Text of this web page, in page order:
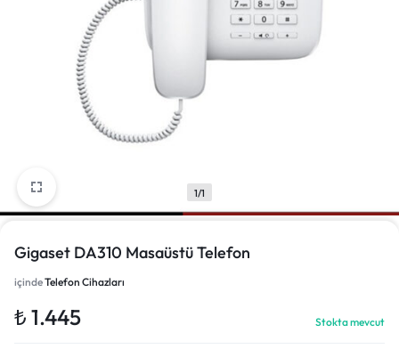
1/1
Gigaset DA310 Masaüstü Telefon
içindeTelefon Cihazları
₺ 1.445 Stokta mevcut